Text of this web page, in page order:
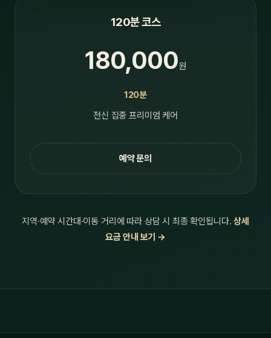
120분 코스
180,000원
120분
전신 집중 프리미엄 케어
예약 문의
지역·예약 시간대·이동 거리에 따라 상담 시 최종 확인됩니다.상세
요금 안내 보기 →